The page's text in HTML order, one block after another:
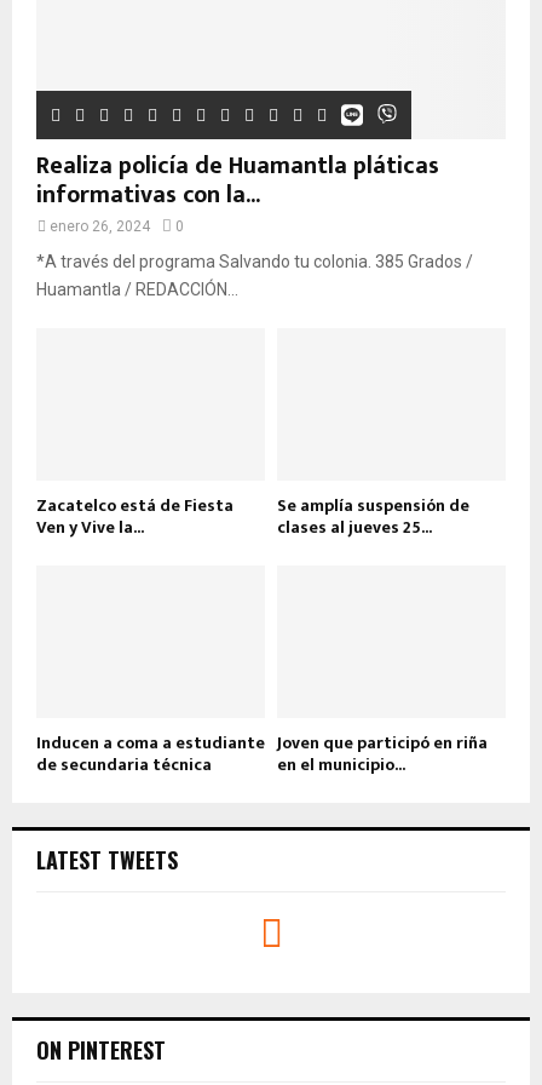
Realiza policía de Huamantla pláticas
informativas con la...
enero 26, 2024 0
*A través del programa Salvando tu colonia. 385 Grados /
Huamantla / REDACCIÓN...
Zacatelco está de Fiesta
Ven y Vive la...
Se amplía suspensión de
clases al jueves 25...
Inducen a coma a estudiante
de secundaria técnica
Joven que participó en riña
en el municipio...
LATEST TWEETS
ON PINTEREST